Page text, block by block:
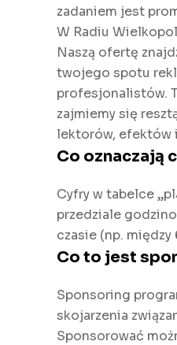
zadaniem jest
W Radiu
Naszą ofertę
twojego spotu
profesjonalistów.
zajmiemy się
lektorów, efektów
Co oznaczają
Cyfry w tabelce
przedziale
czasie (np. między
Co to jest
Sponsoring
skojarzenia
Sponsorować